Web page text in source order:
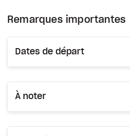
Remarques importantes
Dates de départ
À noter